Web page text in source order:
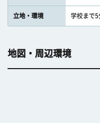
立地・環境 学校まで
地図・周辺環境